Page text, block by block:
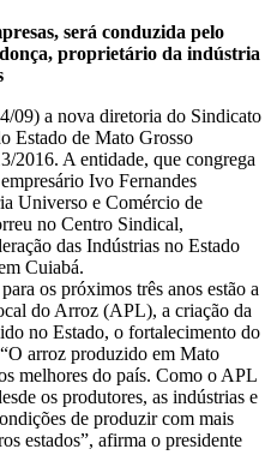
será conduzida pelo
proprietário da indústria
09) a nova diretoria do Sindicato
Estado de Mato Grosso
2016. A entidade, que congrega
Ivo Fernandes
Universo e Comércio de
no Centro Sindical,
das Indústrias no Estado
Cuiabá.
os próximos três anos estão a
do Arroz (APL), a criação da
no Estado, o fortalecimento do
arroz produzido em Mato
melhores do país. Como o APL
os produtores, as indústrias e
de produzir com mais
estados”, afirma o presidente